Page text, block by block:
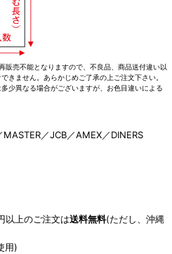
販売不能となりますので、不良品、商品送付違い以
きません。あらかじめご了承の上ご注文下さい。
少異なる場合がございますが、お色目違いによる
／JCB／AMEX／DINERS
上のご注文は送料無料(ただし、沖縄
用)